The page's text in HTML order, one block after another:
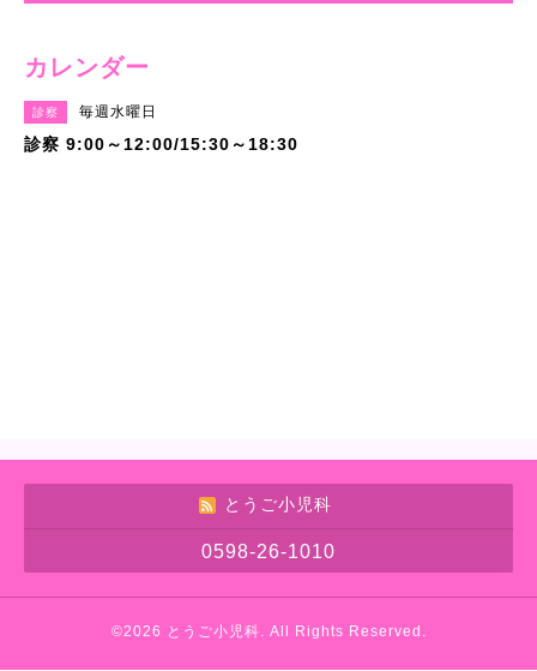
カレンダー
診察 毎週水曜日
診察 9:00～12:00/15:30～18:30
とうご小児科
0598-26-1010
©2026 とうご小児科 . All Rights Reserved.